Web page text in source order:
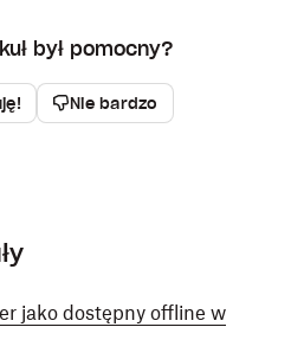
był pomocny?
Nie bardzo
jako dostępny offline w